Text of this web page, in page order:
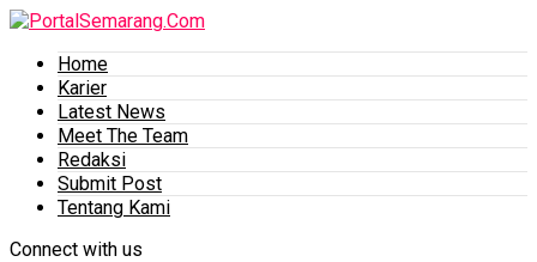
Home
Karier
Latest News
Meet The Team
Redaksi
Submit Post
Tentang Kami
Connect with us